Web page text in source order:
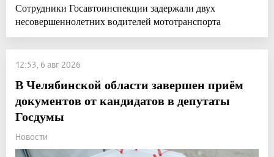
Сотрудники Госавтоинспекции задержали двух
несовершеннолетних водителей мототранспорта
12:53, 6 авг 2026
В Челябинской области завершен приём
документов от кандидатов в депутаты
Госдумы
Новости